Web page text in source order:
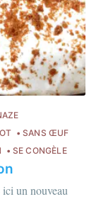
SANS ŒUF
SE CONGÈLE
ici un nouveau
des
les fêtes